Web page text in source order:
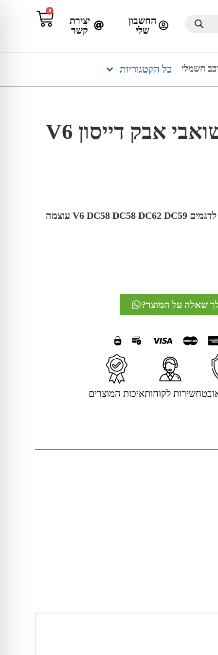
החשבון
שלי
יצירת
קשר
0
חשמלי כל הקטגוריות
זוג סוללות לשואבי אבק דייסון V6
2 סוללות לשואבי אבק דייסון לדגמים V6 DC58 DC58 DC62 DC59 עוצמה
שאלה על המוצר?
שירות לקוחותאיכות המוצרים